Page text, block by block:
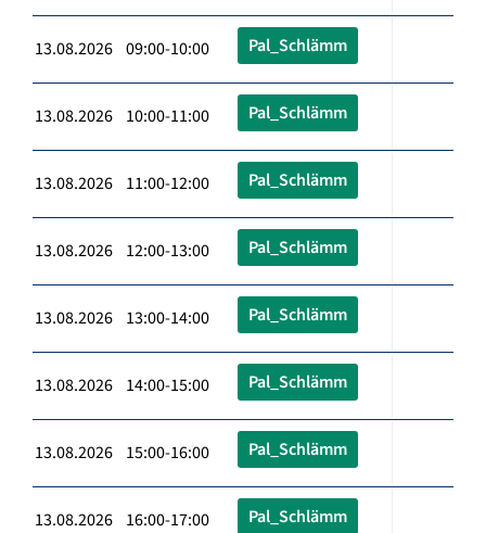
13.08.2026 09:00-10:00 Pal_Schlämm
13.08.2026 10:00-11:00 Pal_Schlämm
13.08.2026 11:00-12:00 Pal_Schlämm
13.08.2026 12:00-13:00 Pal_Schlämm
13.08.2026 13:00-14:00 Pal_Schlämm
13.08.2026 14:00-15:00 Pal_Schlämm
13.08.2026 15:00-16:00 Pal_Schlämm
13.08.2026 16:00-17:00 Pal_Schlämm